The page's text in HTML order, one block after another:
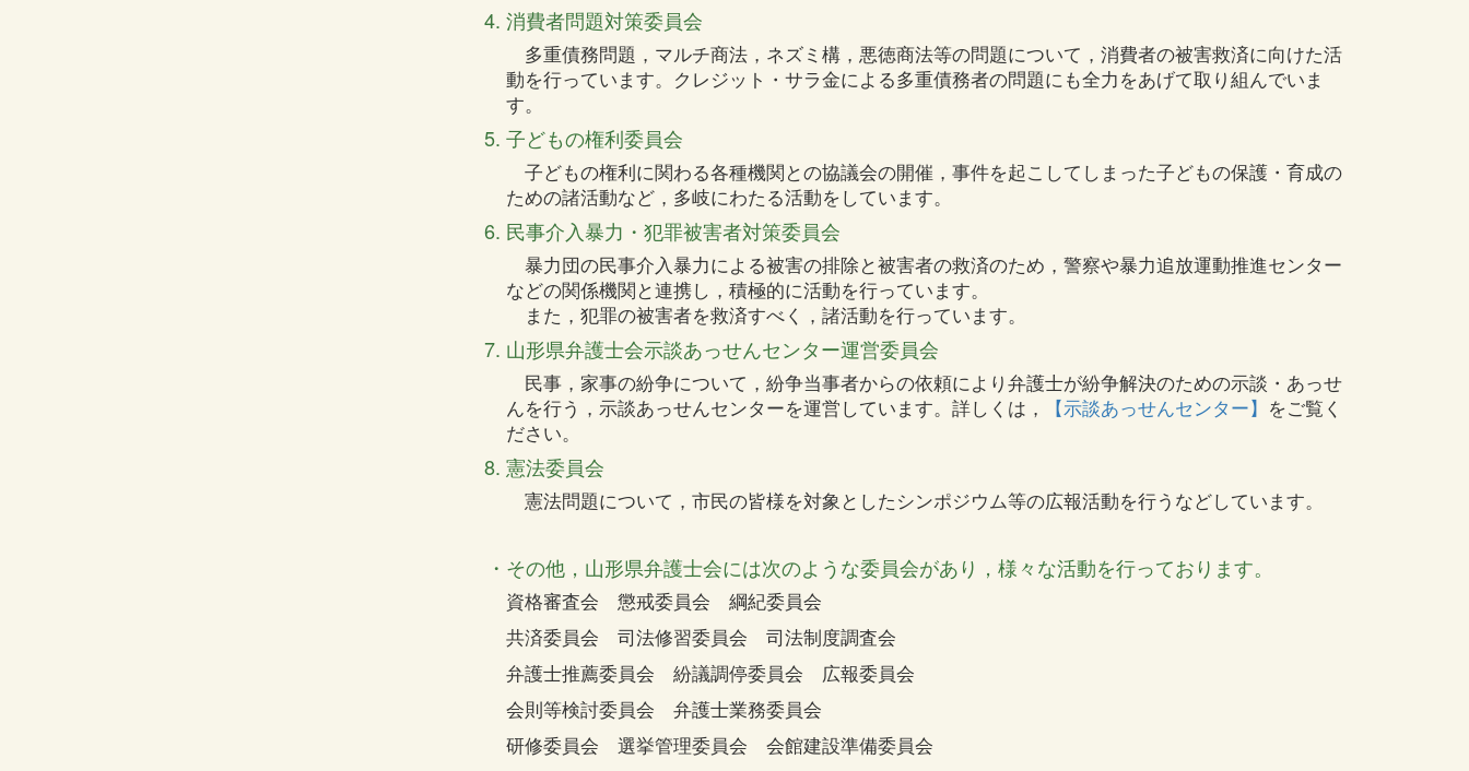
消費者問題対策委員会
多重債務問題，マルチ商法，ネズミ構，悪徳商法等の問題について，消費者の被害救済に向けた活
動を行っています。クレジット・サラ金による多重債務者の問題にも全力をあげて取り組んでいま
す。
子どもの権利委員会
子どもの権利に関わる各種機関との協議会の開催，事件を起こしてしまった子どもの保護・育成の
ための諸活動など，多岐にわたる活動をしています。
民事介入暴力・犯罪被害者対策委員会
暴力団の民事介入暴力による被害の排除と被害者の救済のため，警察や暴力追放運動推進センター
などの関係機関と連携し，積極的に活動を行っています。
また，犯罪の被害者を救済すべく，諸活動を行っています。
山形県弁護士会示談あっせんセンター運営委員会
民事，家事の紛争について，紛争当事者からの依頼により弁護士が紛争解決のための示談・あっせ
んを行う，示談あっせんセンターを運営しています。詳しくは，
【示談あっせんセンター】 をご覧く
ださい。
憲法委員会
憲法問題について，市民の皆様を対象としたシンポジウム等の広報活動を行うなどしています。
・その他，山形県弁護士会には次のような委員会があり，様々な活動を行っております。
資格審査会 懲戒委員会 綱紀委員会
共済委員会 司法修習委員会 司法制度調査会
弁護士推薦委員会 紛議調停委員会 広報委員会
会則等検討委員会 弁護士業務委員会
研修委員会 選挙管理委員会 会館建設準備委員会